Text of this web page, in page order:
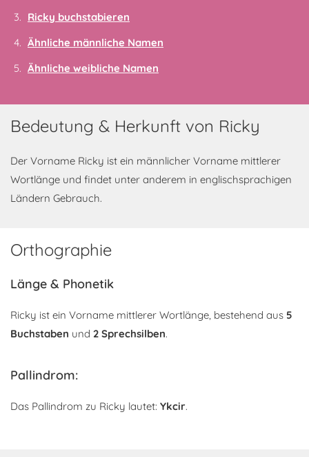
Ricky buchstabieren
Ähnliche männliche Namen
Ähnliche weibliche Namen
Bedeutung & Herkunft von Ricky
Der Vorname Ricky ist ein männlicher Vorname mittlerer
Wortlänge und findet unter anderem in englischsprachigen
Ländern Gebrauch.
Orthographie
Länge & Phonetik
Ricky ist ein Vorname mittlerer Wortlänge, bestehend aus 5
Buchstaben und 2 Sprechsilben.
Pallindrom:
Das Pallindrom zu Ricky lautet: Ykcir.